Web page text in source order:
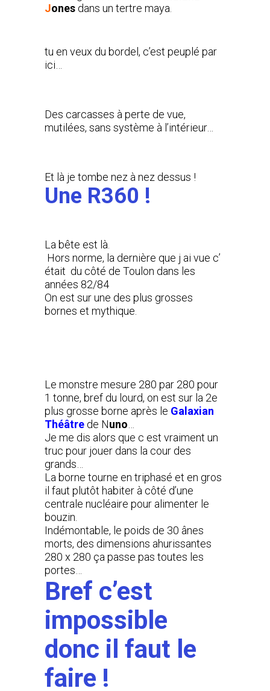
Jones dans un tertre maya.
tu en veux du bordel, c’est peuplé par
ici…
Des carcasses à perte de vue,
mutilées, sans système à l’intérieur…
Et là je tombe nez à nez dessus !
Une R360 !
La bête est là.
Hors norme, la dernière que j ai vue c’
était du côté de Toulon dans les
années 82/84
On est sur une des plus grosses
bornes et mythique.
Le monstre mesure 280 par 280 pour
1 tonne, bref du lourd, on est sur la 2e
plus grosse borne après le Galaxian
Théâtre de Nuno
Je me dis alors que c est vraiment un
truc pour jouer dans la cour des
grands…
La borne tourne en triphasé et en gros
il faut plutôt habiter à côté d’une
centrale nucléaire pour alimenter le
bouzin.
Indémontable, le poids de 30 ânes
morts, des dimensions ahurissantes
280 x 280 ça passe pas toutes les
portes…
Bref c’est
impossible
donc il faut le
faire !